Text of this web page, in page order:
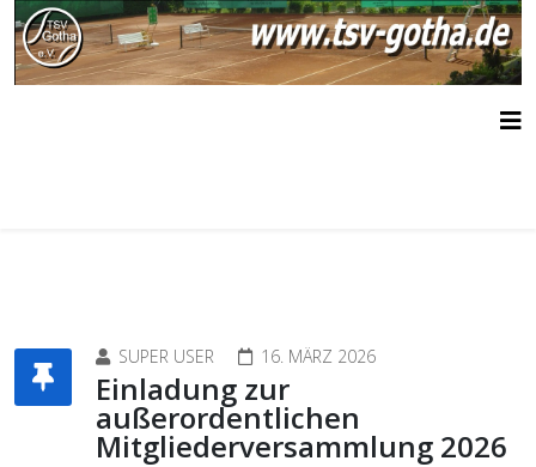
SUPER USER 16. MÄRZ 2026
Einladung zur
außerordentlichen
Mitgliederversammlung 2026